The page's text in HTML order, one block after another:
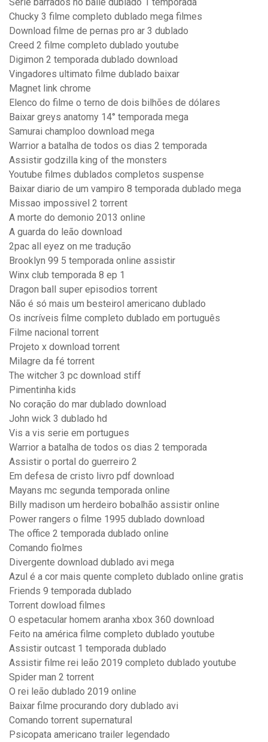
Serie barrados no baile dublado 1 temporada
Chucky 3 filme completo dublado mega filmes
Download filme de pernas pro ar 3 dublado
Creed 2 filme completo dublado youtube
Digimon 2 temporada dublado download
Vingadores ultimato filme dublado baixar
Magnet link chrome
Elenco do filme o terno de dois bilhões de dólares
Baixar greys anatomy 14° temporada mega
Samurai champloo download mega
Warrior a batalha de todos os dias 2 temporada
Assistir godzilla king of the monsters
Youtube filmes dublados completos suspense
Baixar diario de um vampiro 8 temporada dublado mega
Missao impossivel 2 torrent
A morte do demonio 2013 online
A guarda do leão download
2pac all eyez on me tradução
Brooklyn 99 5 temporada online assistir
Winx club temporada 8 ep 1
Dragon ball super episodios torrent
Não é só mais um besteirol americano dublado
Os incríveis filme completo dublado em português
Filme nacional torrent
Projeto x download torrent
Milagre da fé torrent
The witcher 3 pc download stiff
Pimentinha kids
No coração do mar dublado download
John wick 3 dublado hd
Vis a vis serie em portugues
Warrior a batalha de todos os dias 2 temporada
Assistir o portal do guerreiro 2
Em defesa de cristo livro pdf download
Mayans mc segunda temporada online
Billy madison um herdeiro bobalhão assistir online
Power rangers o filme 1995 dublado download
The office 2 temporada dublado online
Comando fiolmes
Divergente download dublado avi mega
Azul é a cor mais quente completo dublado online gratis
Friends 9 temporada dublado
Torrent dowload filmes
O espetacular homem aranha xbox 360 download
Feito na américa filme completo dublado youtube
Assistir outcast 1 temporada dublado
Assistir filme rei leão 2019 completo dublado youtube
Spider man 2 torrent
O rei leão dublado 2019 online
Baixar filme procurando dory dublado avi
Comando torrent supernatural
Psicopata americano trailer legendado